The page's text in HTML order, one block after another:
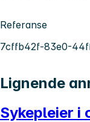
Referanse
7cffb42f-83e0-
Lignende
Sykepleier i